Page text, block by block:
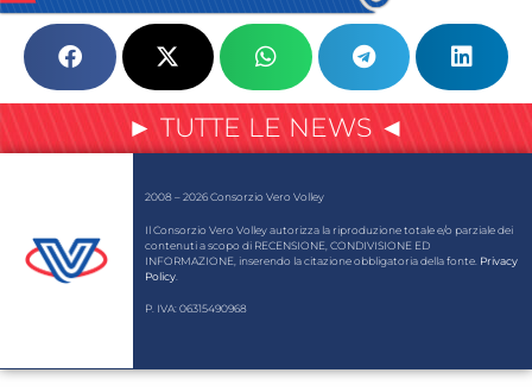
► TUTTE LE NEWS ◄
2008 – 2026 Consorzio Vero Volley
Il Consorzio Vero Volley autorizza la riproduzione totale e/o parziale dei
contenuti a scopo di RECENSIONE, CONDIVISIONE ED
INFORMAZIONE, inserendo la citazione obbligatoria della fonte. Privacy
Policy
P. IVA: 06315490968